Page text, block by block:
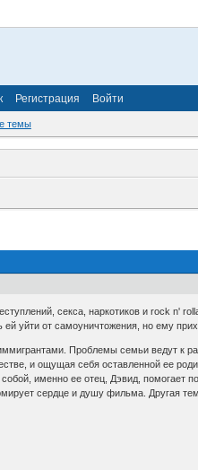
Регистрация Войти
темы
секса, наркотиков и rock n'
уйти от самоуничтожения, но ему
Проблемы семьи ведут к
и ощущая себя оставленной ее
именно ее отец, Дэвид, помогает
сердце и душу фильма. Другая